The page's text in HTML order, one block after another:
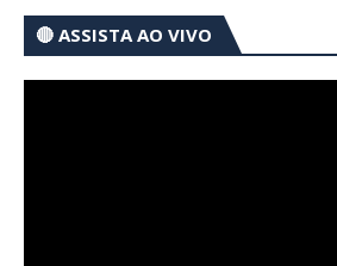
🔴 ASSISTA AO VIVO